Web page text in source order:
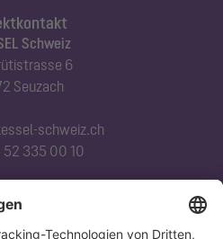
Schweiz
6
Seuzach
schweiz.ch
52 335 00 10
unseren Newsletter
Jetzt anmelden